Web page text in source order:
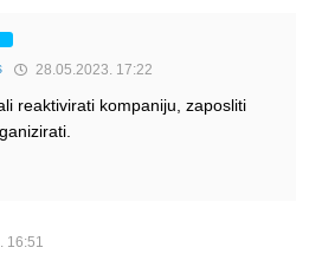
28.05.2023. 17:22
reaktivirati kompaniju, zaposliti
16:51